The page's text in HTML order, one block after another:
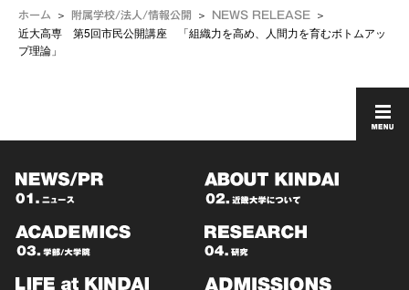
ホーム 附属学校/法人/情報公開 NEWS RELEASE
近大高専 第5回市民公開講座 「組織力を高め、人間力を育むボトムアッ
プ理論」